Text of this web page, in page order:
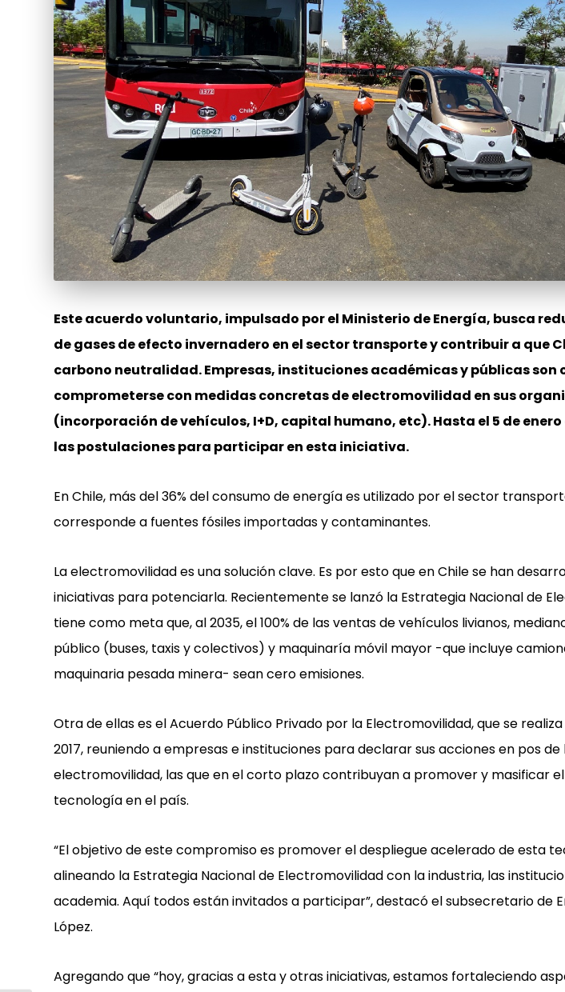
Este acuerdo voluntario, impulsado por el Ministerio de Energía, busca
de gases de efecto invernadero en el sector transporte y contribuir a que
carbono neutralidad.Empresas, instituciones académicas y públicas son
comprometerse con medidas concretas de electromovilidad en sus
(incorporación de vehículos, I+D, capital humano, etc).Hasta el 5 de
las postulaciones para participar en esta iniciativa.
En Chile, más del 36% del consumo de energía es utilizado por el sector
corresponde a fuentes fósiles importadas y contaminantes.
La electromovilidad es una solución clave. Es por esto que en Chile se han
iniciativas para potenciarla. Recientemente se lanzó la Estrategia Nacional de
tiene como meta que, al 2035, el 100% de las ventas de vehículos livianos,
público (buses, taxis y colectivos) y maquinaría móvil mayor -que incluye
maquinaria pesada minera- sean cero emisiones.
Otra de ellas es el Acuerdo Público Privado por la Electromovilidad, que se
2017, reuniendo a empresas e instituciones para declarar sus acciones en pos de
electromovilidad, las que en el corto plazo contribuyan a promover y masificar
tecnología en el país.
“El objetivo de este compromiso es promover el despliegue acelerado de esta
alineando la Estrategia Nacional de Electromovilidad con la industria, las
academia. Aquí todos están invitados a participar”, destacó el subsecretario de
López.
Agregando que “hoy, gracias a esta y otras iniciativas, estamos fortaleciendo